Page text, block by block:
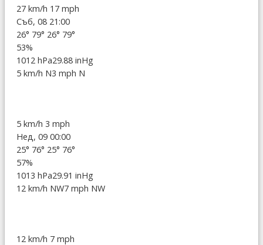
27 km/h 17 mph
Съб, 08 21:00
26° 79° 26° 79°
53%
1012 hPa29.88 inHg
5 km/h N3 mph N
5 km/h 3 mph
Нед, 09 00:00
25° 76° 25° 76°
57%
1013 hPa29.91 inHg
12 km/h NW7 mph NW
12 km/h 7 mph